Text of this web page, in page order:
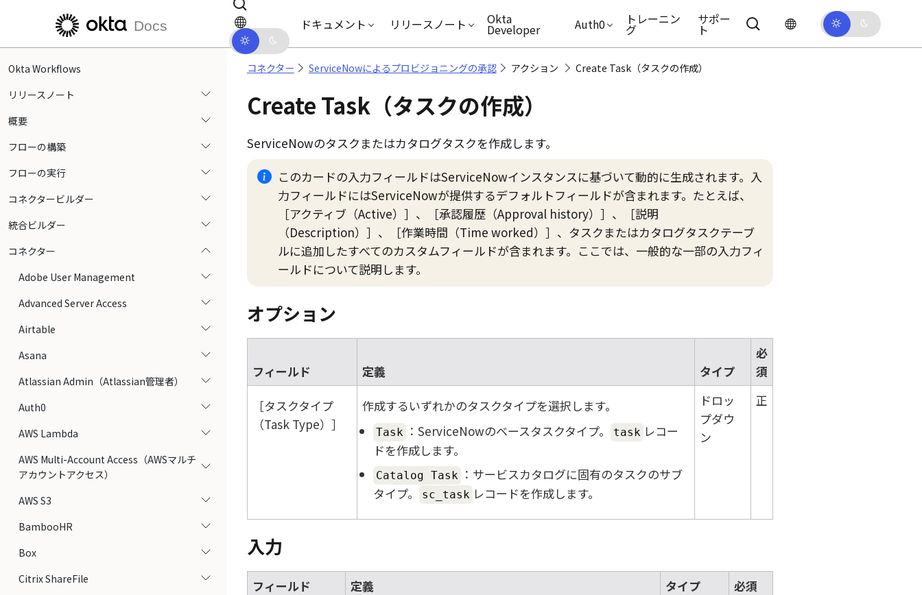
メインコンテンツにスキップ ドキュメントナビゲーションにスキップ
Docs ドキュメント リリースノート Okta
Developer Auth0 トレーニン
グ
サポー
ト
Okta Workflows
リリースノート
概要
フローの構築
フローの実行
コネクタービルダー
統合ビルダー
コネクター
Adobe User Management
Advanced Server Access
Airtable
Asana
Atlassian Admin（Atlassian管理者）
Auth0
AWS Lambda
AWS Multi-Account Access（AWSマルチ
アカウントアクセス）
AWS S3
BambooHR
Box
Citrix ShareFile
コネクター ServiceNowによるプロビジョニングの承認 アクション Create Task（タスクの作成）
Create Task（タスクの作成）
ServiceNowのタスクまたはカタログタスクを作成します。
このカードの入力フィールドはServiceNowインスタンスに基づいて動的に生成されます。入
力フィールドにはServiceNowが提供するデフォルトフィールドが含まれます。たとえば、
アクティブ（Active）
、 承認履歴（Approval history） 、
説明
（Description）
、 作業時間（Time worked）
、タスクまたはカタログタスクテーブ
ルに追加したすべてのカスタムフィールドが含まれます。ここでは、一般的な一部の入力フィ
ールドについて説明します。
オプション
フィールド 定義 タイプ
必
須
タスクタイプ
（Task Type）
作成するいずれかのタスクタイプを選択します。
Task ： ServiceNowのベースタスクタイプ。 task レコー
ドを作成します。
Catalog Task ：サービスカタログに固有のタスクのサブ
タイプ。
sc_task レコードを作成します。
ドロッ
プダウ
ン
正
入力
フィールド 定義 タイプ
必須